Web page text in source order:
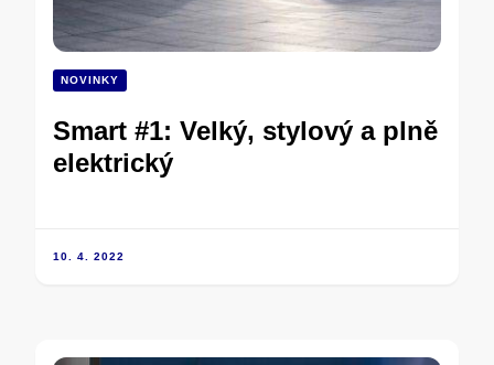
NOVINKY
Smart #1: Velký, stylový a plně
elektrický
10. 4. 2022